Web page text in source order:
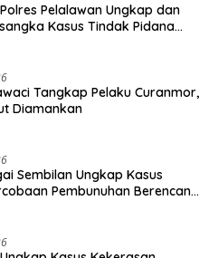
Pelalawan Ungkap dan
Kasus Tindak Pidana
Tangkap Pelaku Curanmor,
Diamankan
Sembilan Ungkap Kasus
Pembunuhan Berencana,